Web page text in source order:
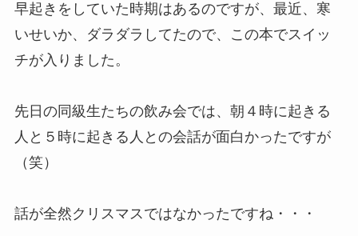
早起きをしていた時期はあるのですが、最近、寒
いせいか、ダラダラしてたので、この本でスイッ
チが入りました。
先日の同級生たちの飲み会では、朝４時に起きる
人と５時に起きる人との会話が面白かったですが
（笑）
話が全然クリスマスではなかったですね・・・